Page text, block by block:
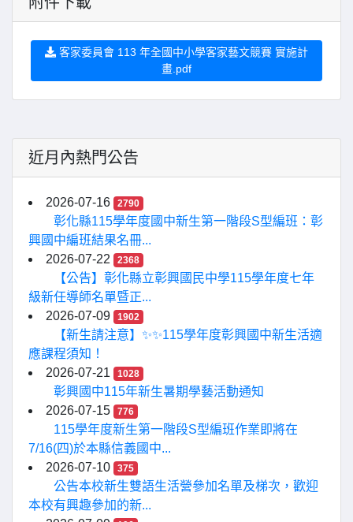
客家委員會 113 年全國中小學客家藝文競賽 實施計
畫.pdf
近月內熱門公告
2026-07-16 2790
彰化縣115學年度國中新生第一階段S型編班：彰
興國中編班結果名冊...
2026-07-22
2368
【公告】彰化縣立彰興國民中學115學年度七年
級新任導師名單暨正...
2026-07-09
1902
【新生請注意】✨✨115學年度彰興國中新生活適
應課程須知！
2026-07-21
1028
彰興國中115年新生暑期學藝活動通知
2026-07-15
776
115學年度新生第一階段S型編班作業即將在
7/16(四)於本縣信義國中...
2026-07-10
375
公告本校新生雙語生活營參加名單及梯次，歡迎
本校有興趣參加的新...